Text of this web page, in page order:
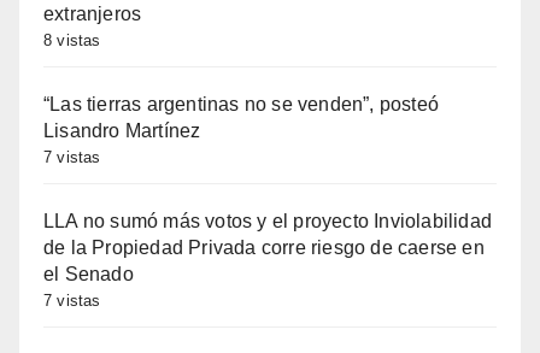
extranjeros
8 vistas
“Las tierras argentinas no se venden”, posteó
Lisandro Martínez
7 vistas
LLA no sumó más votos y el proyecto Inviolabilidad
de la Propiedad Privada corre riesgo de caerse en
el Senado
7 vistas